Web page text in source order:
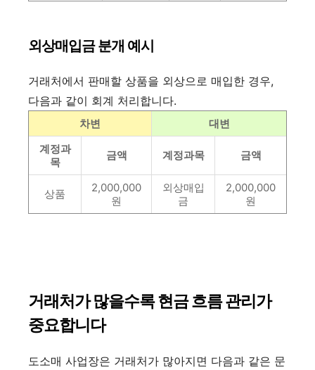
외상매입금 분개 예시
거래처에서 판매할 상품을 외상으로 매입한 경우,
다음과 같이 회계 처리합니다.
차변
대변
계정과
목
금액 계정과목 금액
상품
2,000,000
원
외상매입
금
2,000,000
원
거래처가 많을수록 현금 흐름 관리가
중요합니다
도소매 사업장은 거래처가 많아지면 다음과 같은 문